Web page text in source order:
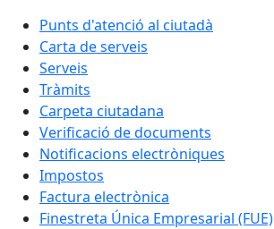
Punts d'atenció al ciutadà
Carta de serveis
Serveis
Tràmits
Carpeta ciutadana
Verificació de documents
Notificacions electròniques
Impostos
Factura electrònica
Finestreta Única Empresarial (FUE)